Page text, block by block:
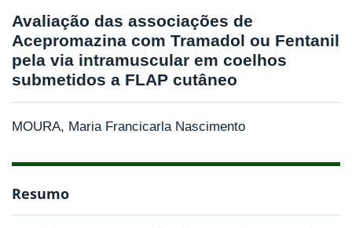
Avaliação das associações de
Acepromazina com Tramadol ou Fentanil
pela via intramuscular em coelhos
submetidos a FLAP cutâneo
MOURA, Maria Francicarla Nascimento
Resumo